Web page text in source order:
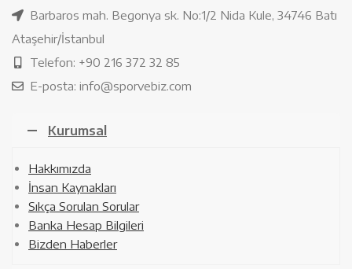
Barbaros mah. Begonya sk. No:1/2 Nida Kule, 34746 Batı
Ataşehir/İstanbul
Telefon: +90 216 372 32 85
E-posta: info@sporvebiz.com
Kurumsal
Hakkımızda
İnsan Kaynakları
Sıkça Sorulan Sorular
Banka Hesap Bilgileri
Bizden Haberler